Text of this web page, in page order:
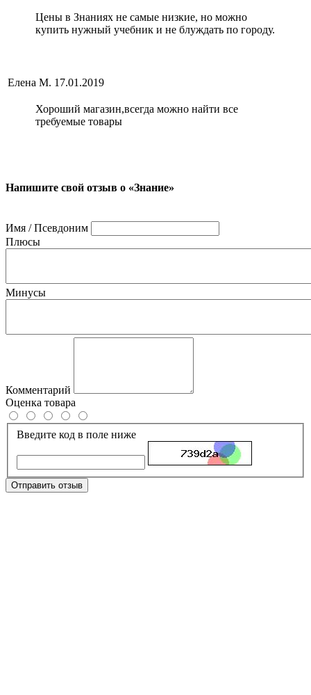
Цены в Знаниях не самые низкие, но можно
купить нужный учебник и не блуждать по городу.
Елена М. 17.01.2019
Хороший магазин,всегда можно найти все
требуемые товары
Напишите свой отзыв о «Знание»
Имя / Псевдоним
Плюсы
Минусы
Комментарий
Оценка товара
Введите код в поле ниже
Отправить отзыв